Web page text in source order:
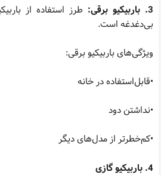
طرز استفاده از
بی‌دغدغه است.
ویژگی‌های باربیکیو برقی:
•قابل‌استفاده در خانه
•نداشتن دود
•کم‌خطرتر از مدل‌های دیگر